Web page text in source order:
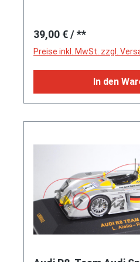
Regulärer Preis:
39,00 €/ **
Preise inkl. MwSt. zzgl.
In den